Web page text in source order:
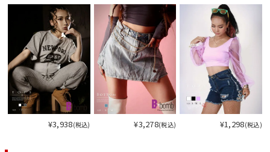
¥3,938(税込) ¥3,278(税込) ¥1,298(税込)